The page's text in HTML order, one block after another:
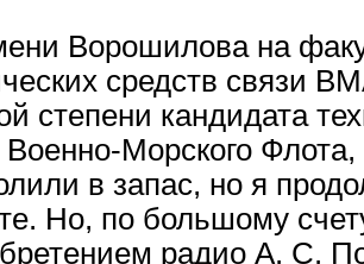
Ворошилова на
средств связи
степени кандидата
Морского Флота,
в запас, но я
Но, по большому
радио А. С.